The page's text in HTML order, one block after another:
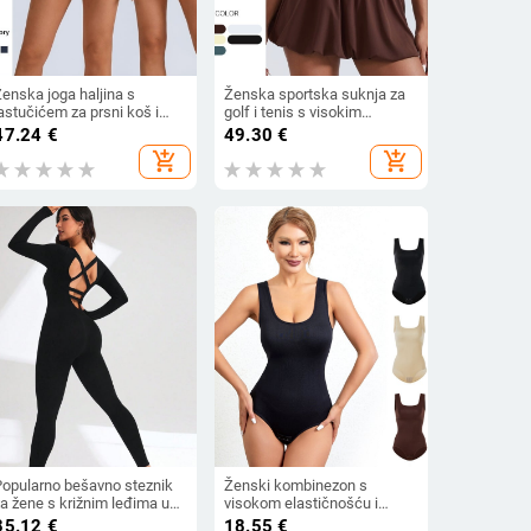
joga haljina s
za prsni koš i
tajicama –
najlona 75% i
spandeksa 25%, brzo se
€
add_shopping_cart
Ženska sportska suknja za
golf i tenis s visokim
ovratnikom, brzo sušeća,
pahuljasti tull, odijelo za
vježbanje
49.30 €
add_shopping_cart
bešavno steznik
žene s križnim leđima u
stilu, sportska
€
Ženski kombinezon s
visokom elastičnošću i
tregerima, glatka i nježna
18.55 €